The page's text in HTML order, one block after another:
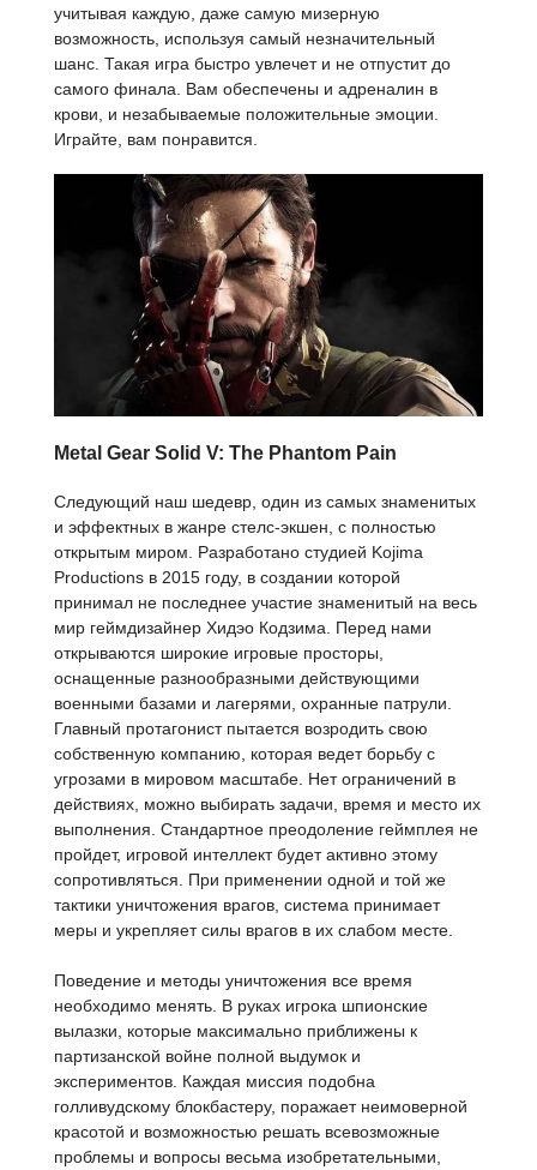
учитывая каждую, даже самую мизерную
возможность, используя самый незначительный
шанс. Такая игра быстро увлечет и не отпустит до
самого финала. Вам обеспечены и адреналин в
крови, и незабываемые положительные эмоции.
Играйте, вам понравится.
Metal Gear Solid V: The Phantom Pain
Следующий наш шедевр, один из самых знаменитых
и эффектных в жанре стелс-экшен, с полностью
открытым миром. Разработано студией Kojima
Productions в 2015 году, в создании которой
принимал не последнее участие знаменитый на весь
мир геймдизайнер Хидэо Кодзима. Перед нами
открываются широкие игровые просторы,
оснащенные разнообразными действующими
военными базами и лагерями, охранные патрули.
Главный протагонист пытается возродить свою
собственную компанию, которая ведет борьбу с
угрозами в мировом масштабе. Нет ограничений в
действиях, можно выбирать задачи, время и место их
выполнения. Стандартное преодоление геймплея не
пройдет, игровой интеллект будет активно этому
сопротивляться. При применении одной и той же
тактики уничтожения врагов, система принимает
меры и укрепляет силы врагов в их слабом месте.
Поведение и методы уничтожения все время
необходимо менять. В руках игрока шпионские
вылазки, которые максимально приближены к
партизанской войне полной выдумок и
экспериментов. Каждая миссия подобна
голливудскому блокбастеру, поражает неимоверной
красотой и возможностью решать всевозможные
проблемы и вопросы весьма изобретательными,